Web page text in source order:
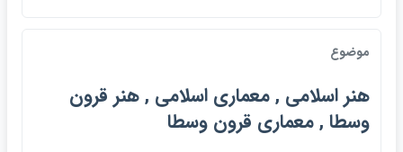
موضوع
هنر اسلامي , معماري اسلامي , هنر قرون
وسطا , معماري قرون وسطا